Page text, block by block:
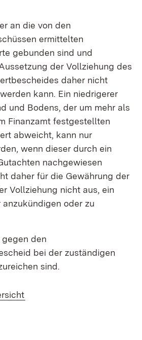
an die von den
ermittelten
gebunden sind und
der Vollziehung des
daher nicht
kann. Ein niedrigerer
und Bodens, der um mehr als
Finanzamt festgestellten
abweicht, kann nur
wenn dieser durch ein
nachgewiesen
daher für die Gewährung der
Vollziehung nicht aus, ein
anzukündigen oder zu
den
bei der zuständigen
sind.